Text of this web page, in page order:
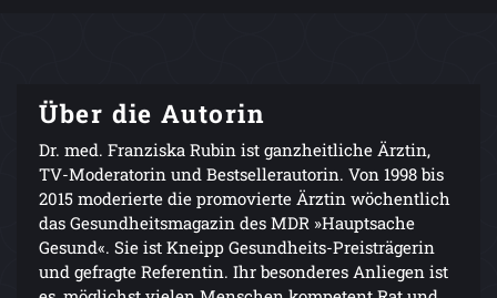
Über die Autorin
Dr. med. Franziska Rubin ist ganzheitliche Ärztin,
TV-Moderatorin und Bestsellerautorin. Von 1998 bis
2015 moderierte die promovierte Ärztin wöchentlich
das Gesundheitsmagazin des MDR »Hauptsache
Gesund«. Sie ist Kneipp Gesundheits-Preisträgerin
und gefragte Referentin. Ihr besonderes Anliegen ist